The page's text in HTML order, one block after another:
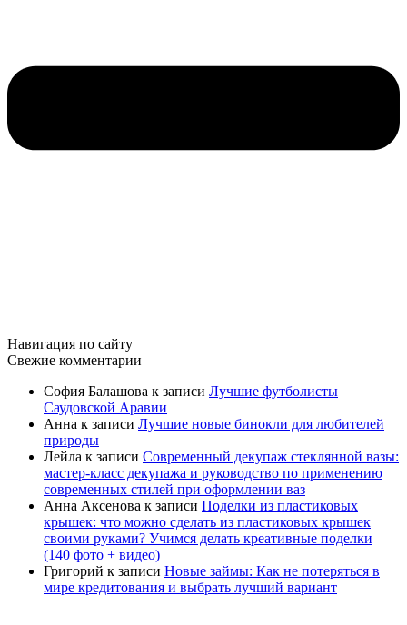
Навигация по сайту
Свежие комментарии
София Балашова к записи Лучшие футболисты
Саудовской Аравии
Анна к записи Лучшие новые бинокли для любителей
природы
Лейла к записи Современный декупаж стеклянной вазы:
мастер-класс декупажа и руководство по применению
современных стилей при оформлении ваз
Анна Аксенова к записи Поделки из пластиковых
крышек: что можно сделать из пластиковых крышек
своими руками? Учимся делать креативные поделки
(140 фото + видео)
Григорий к записи Новые займы: Как не потеряться в
мире кредитования и выбрать лучший вариант